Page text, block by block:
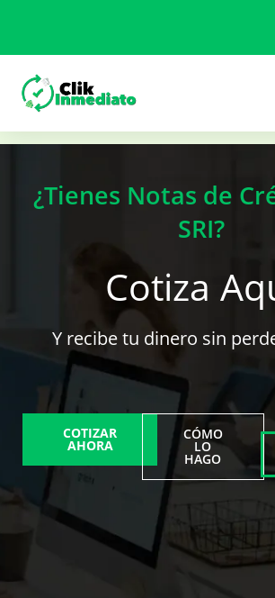
¿Tienes Notas de
SRI?
Cotiza
Y recibe tu dinero sin
COTIZAR
AHORA
CÓMO
LO
HAGO